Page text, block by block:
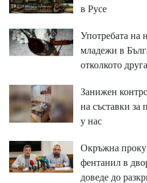
в Русе
Употребата на
младежи в
отколкото
Занижен
на съставки за
у нас
Окръжна
фентанил в
доведе до